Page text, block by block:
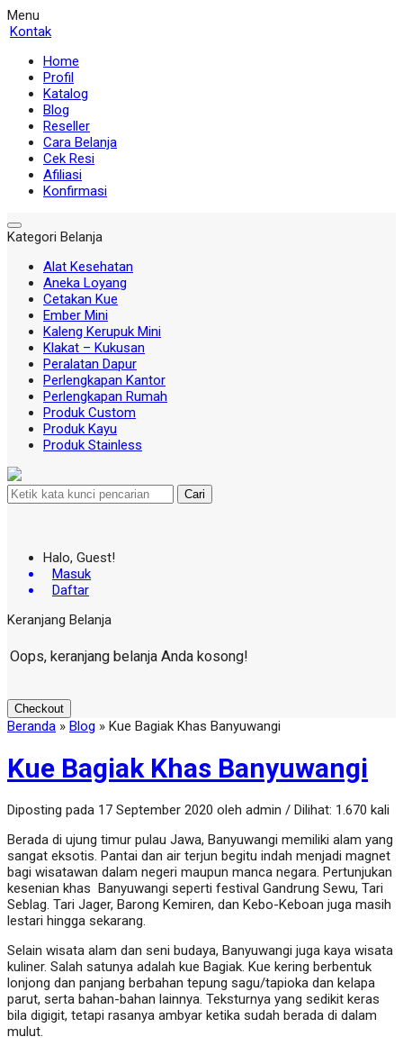
Menu
Kontak
Home
Profil
Katalog
Blog
Reseller
Cara Belanja
Cek Resi
Afiliasi
Konfirmasi
Kategori Belanja
Alat Kesehatan
Aneka Loyang
Cetakan Kue
Ember Mini
Kaleng Kerupuk Mini
Klakat – Kukusan
Peralatan Dapur
Perlengkapan Kantor
Perlengkapan Rumah
Produk Custom
Produk Kayu
Produk Stainless
Cari
Halo, Guest!
Masuk
Daftar
Keranjang Belanja
Oops, keranjang belanja Anda kosong!
Checkout
Beranda » Blog » Kue Bagiak Khas Banyuwangi
Kue Bagiak Khas Banyuwangi
Diposting pada 17 September 2020 oleh admin / Dilihat: 1.670 kali
Berada di ujung timur pulau Jawa, Banyuwangi memiliki alam yang
sangat eksotis. Pantai dan air terjun begitu indah menjadi magnet
bagi wisatawan dalam negeri maupun manca negara. Pertunjukan
kesenian khas Banyuwangi seperti festival Gandrung Sewu, Tari
Seblag. Tari Jager, Barong Kemiren, dan Kebo-Keboan juga masih
lestari hingga sekarang.
Selain wisata alam dan seni budaya, Banyuwangi juga kaya wisata
kuliner. Salah satunya adalah kue Bagiak. Kue kering berbentuk
lonjong dan panjang berbahan tepung sagu/tapioka dan kelapa
parut, serta bahan-bahan lainnya. Teksturnya yang sedikit keras
bila digigit, tetapi rasanya ambyar ketika sudah berada di dalam
mulut.